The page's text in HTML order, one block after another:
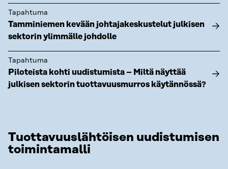
Tapahtuma
Tamminiemen kevään johtajakeskustelut julkisen
sektorin ylimmälle johdolle
Tapahtuma
Piloteista kohti uudistumista – Miltä näyttää
julkisen sektorin tuottavuusmurros käytännössä?
Tuottavuuslähtöisen uudistumisen
toimintamalli